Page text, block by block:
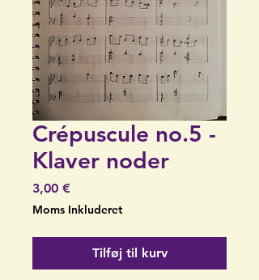
Crépuscule no.5 -
Klaver noder
3,00 €
Moms Inkluderet
Tilføj til kurv